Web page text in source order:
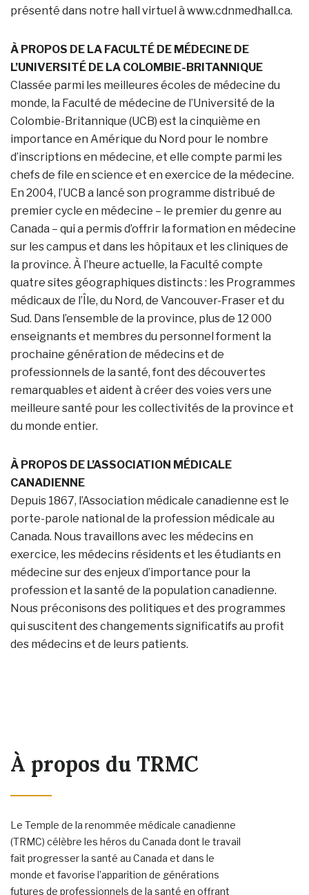
présenté dans notre hall virtuel à www.cdnmedhall.ca.
À PROPOS DE LA FACULTÉ DE MÉDECINE DE
L’UNIVERSITÉ DE LA COLOMBIE-BRITANNIQUE
Classée parmi les meilleures écoles de médecine du
monde, la Faculté de médecine de l’Université de la
Colombie-Britannique (UCB) est la cinquième en
importance en Amérique du Nord pour le nombre
d’inscriptions en médecine, et elle compte parmi les
chefs de file en science et en exercice de la médecine.
En 2004, l’UCB a lancé son programme distribué de
premier cycle en médecine – le premier du genre au
Canada – qui a permis d’offrir la formation en médecine
sur les campus et dans les hôpitaux et les cliniques de
la province. À l’heure actuelle, la Faculté compte
quatre sites géographiques distincts : les Programmes
médicaux de l’Île, du Nord, de Vancouver-Fraser et du
Sud. Dans l’ensemble de la province, plus de 12 000
enseignants et membres du personnel forment la
prochaine génération de médecins et de
professionnels de la santé, font des découvertes
remarquables et aident à créer des voies vers une
meilleure santé pour les collectivités de la province et
du monde entier.
À PROPOS DE L’ASSOCIATION MÉDICALE
CANADIENNE
Depuis 1867, l’Association médicale canadienne est le
porte-parole national de la profession médicale au
Canada. Nous travaillons avec les médecins en
exercice, les médecins résidents et les étudiants en
médecine sur des enjeux d’importance pour la
profession et la santé de la population canadienne.
Nous préconisons des politiques et des programmes
qui suscitent des changements significatifs au profit
des médecins et de leurs patients.
À propos du TRMC
Le Temple de la renommée médicale canadienne
(TRMC) célèbre les héros du Canada dont le travail
fait progresser la santé au Canada et dans le
monde et favorise l’apparition de générations
futures de professionnels de la santé en offrant